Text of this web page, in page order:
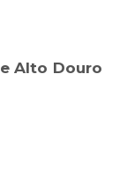
Alto Douro